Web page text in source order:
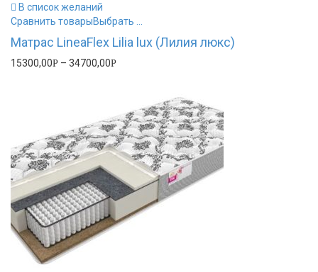
В список желаний
Сравнить товарыВыбрать ...
Матрас LineaFlex Lilia lux (Лилия люкс)
15300,00Р – 34700,00Р